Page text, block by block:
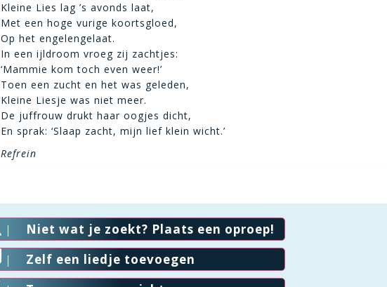
Kleine Lies lag ’s avonds laat,
Met een hoge vurige koortsgloed,
Op het engelengelaat.
In een ijldroom vroeg zij zachtjes:
‘Mammie kom toch even weer!’
Toen een zucht en het was geleden,
Kleine Liesje was niet meer.
De juffrouw drukt haar oogjes dicht,
En sprak: ‘Slaap zacht, mijn lief klein wicht.’
Refrein
Niet wat je zoekt? Plaats een oproep!
Zelf een liedje toevoegen